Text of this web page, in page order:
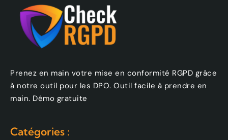
Prenez en main votre mise en conformité RGPD grâce
à notre outil pour les DPO. Outil facile à prendre en
main. Démo gratuite
Catégories :